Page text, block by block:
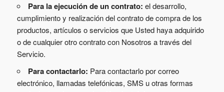
Para la ejecución de un contrato: el desarrollo,
cumplimiento y realización del contrato de compra de los
productos, artículos o servicios que Usted haya adquirido
o de cualquier otro contrato con Nosotros a través del
Servicio.
Para contactarlo: Para contactarlo por correo
electrónico, llamadas telefónicas, SMS u otras formas